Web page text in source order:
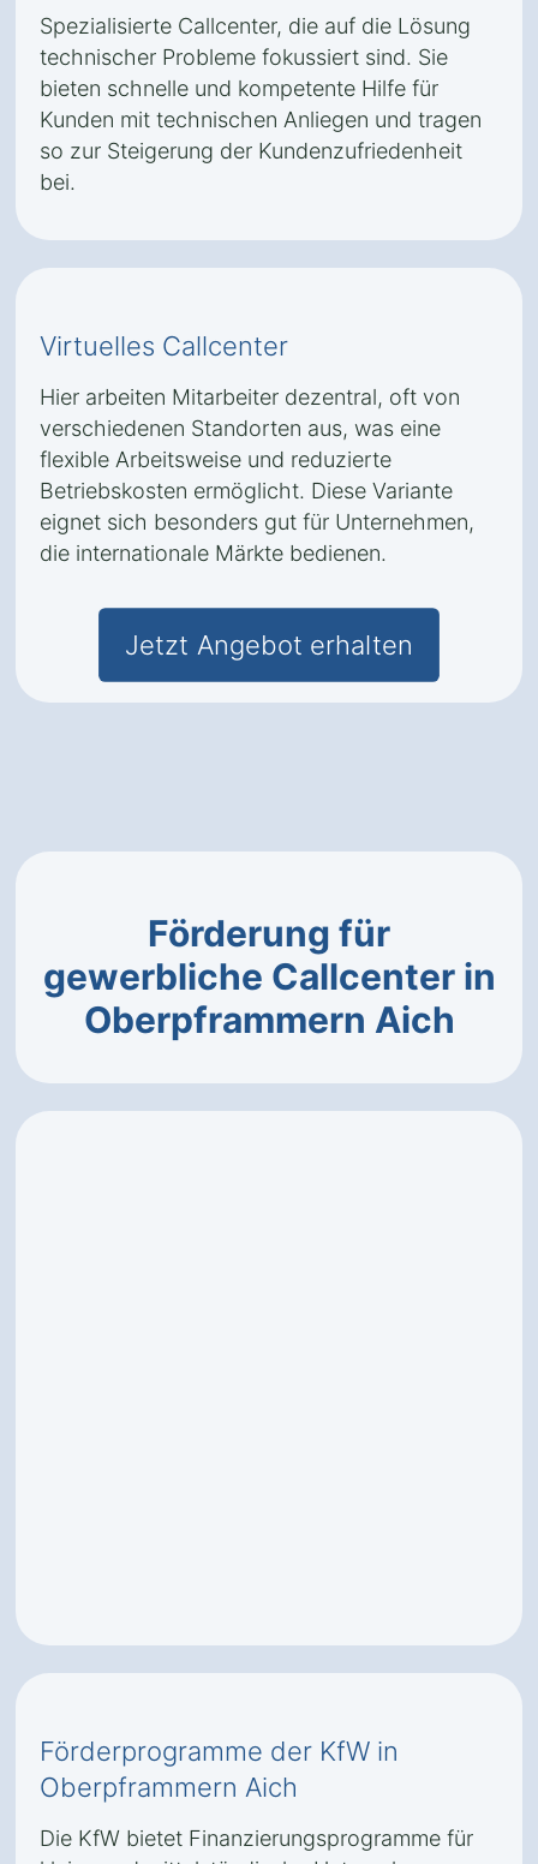
Spezialisierte Callcenter, die auf die Lösung
technischer Probleme fokussiert sind. Sie
bieten schnelle und kompetente Hilfe für
Kunden mit technischen Anliegen und tragen
so zur Steigerung der Kundenzufriedenheit
bei.
Virtuelles Callcenter
Hier arbeiten Mitarbeiter dezentral, oft von
verschiedenen Standorten aus, was eine
flexible Arbeitsweise und reduzierte
Betriebskosten ermöglicht. Diese Variante
eignet sich besonders gut für Unternehmen,
die internationale Märkte bedienen.
Jetzt Angebot erhalten
Förderung für
gewerbliche Callcenter in
Oberpframmern Aich
Förderprogramme der KfW in
Oberpframmern Aich
Die KfW bietet Finanzierungsprogramme für